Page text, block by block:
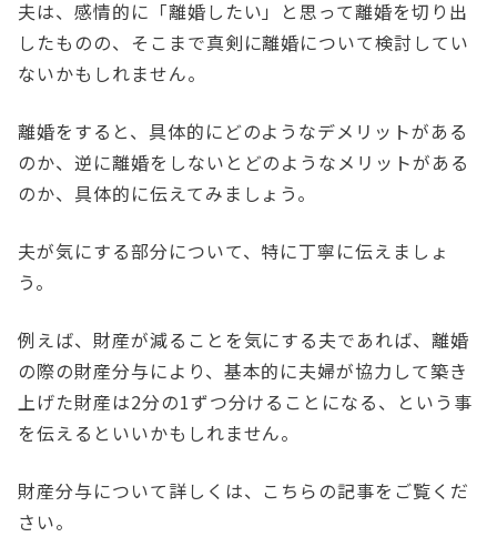
夫は、感情的に「離婚したい」と思って離婚を切り出
したものの、そこまで真剣に離婚について検討してい
ないかもしれません。
離婚をすると、具体的にどのようなデメリットがある
のか、逆に離婚をしないとどのようなメリットがある
のか、具体的に伝えてみましょう。
夫が気にする部分について、特に丁寧に伝えましょ
う。
例えば、財産が減ることを気にする夫であれば、離婚
の際の財産分与により、基本的に夫婦が協力して築き
上げた財産は2分の1ずつ分けることになる、という事
を伝えるといいかもしれません。
財産分与について詳しくは、こちらの記事をご覧くだ
さい。